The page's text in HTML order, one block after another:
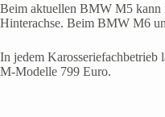
Beim aktuellen BMW M5 kann
Hinterachse. Beim BMW M6
In jedem
M-Modelle 799 Euro.